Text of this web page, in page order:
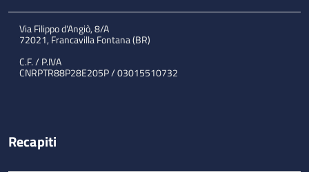
Via Filippo d'Angiò, 8/A
72021, Francavilla Fontana (BR)
C.F. / P.IVA
CNRPTR88P28E205P / 03015510732
Recapiti